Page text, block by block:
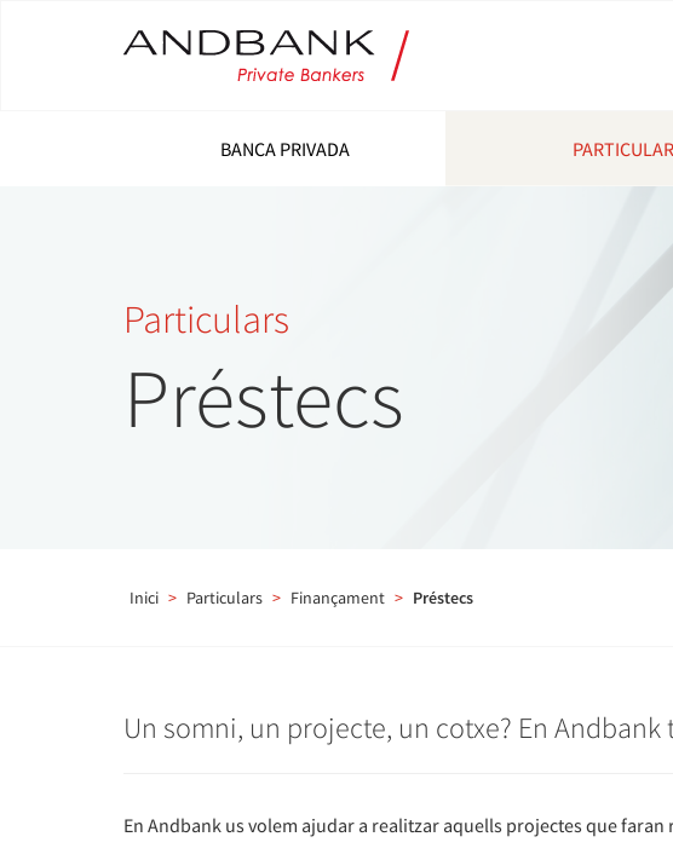
BANCA PRIVADA
Particulars
Préstecs
Inici > Particulars > Finançament > Préstecs
Un somni, un projecte, un cotxe? En
En Andbank us volem ajudar a realitzar aquells projectes que